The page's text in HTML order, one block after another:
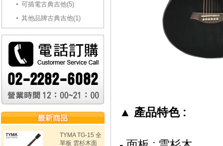
可插電古典吉他(5)
其他品牌古典吉他(1)
TYMA TG-15 全
單板 雲杉木面
▲ 產品特色 :